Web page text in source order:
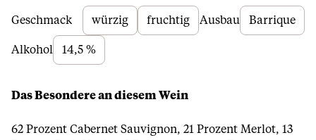
Beschreibung
Geschmack würzig fruchtig Ausbau Barrique
Alkohol 14,5 %
Das Besondere an diesem Wein
62 Prozent Cabernet Sauvignon, 21 Prozent Merlot, 13